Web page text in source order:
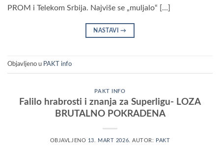
PROM i Telekom Srbija. Najviše se „muljalo“ […]
NASTAVI→
Objavljeno u PAKT info
PAKT INFO
Falilo hrabrosti i znanja za Superligu- LOZA
BRUTALNO POKRADENA
OBJAVLJENO 13. MART 2026. AUTOR: PAKT